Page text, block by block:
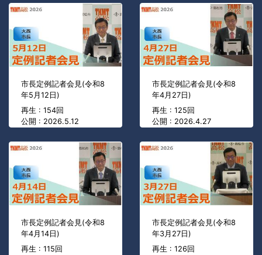
市長定例記者会見(令和8
年5月12日)
再生 : 154回
公開 : 2026.5.12
市長定例記者会見(令和8
年4月27日)
再生 : 125回
公開 : 2026.4.27
市長定例記者会見(令和8
年4月14日)
再生 : 115回
市長定例記者会見(令和8
年3月27日)
再生 : 126回